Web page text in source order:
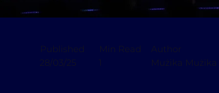
Author
Mużika Mużika
Published
28/03/25
Min Read
1